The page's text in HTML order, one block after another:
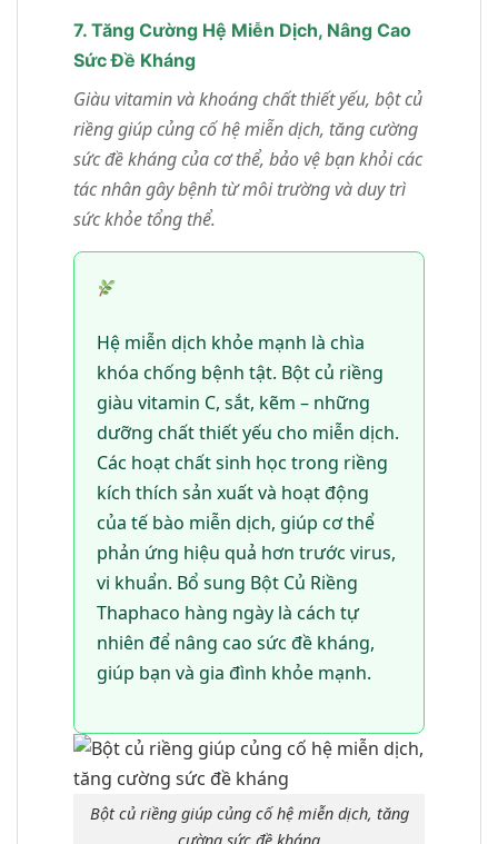
7. Tăng Cường Hệ Miễn Dịch, Nâng Cao
Sức Đề Kháng
Giàu vitamin và khoáng chất thiết yếu, bột củ
riềng giúp củng cố hệ miễn dịch, tăng cường
sức đề kháng của cơ thể, bảo vệ bạn khỏi các
tác nhân gây bệnh từ môi trường và duy trì
sức khỏe tổng thể.
Hệ miễn dịch khỏe mạnh là chìa
khóa chống bệnh tật. Bột củ riềng
giàu vitamin C, sắt, kẽm – những
dưỡng chất thiết yếu cho miễn dịch.
Các hoạt chất sinh học trong riềng
kích thích sản xuất và hoạt động
của tế bào miễn dịch, giúp cơ thể
phản ứng hiệu quả hơn trước virus,
vi khuẩn. Bổ sung Bột Củ Riềng
Thaphaco hàng ngày là cách tự
nhiên để nâng cao sức đề kháng,
giúp bạn và gia đình khỏe mạnh.
Bột củ riềng giúp củng cố hệ miễn dịch, tăng